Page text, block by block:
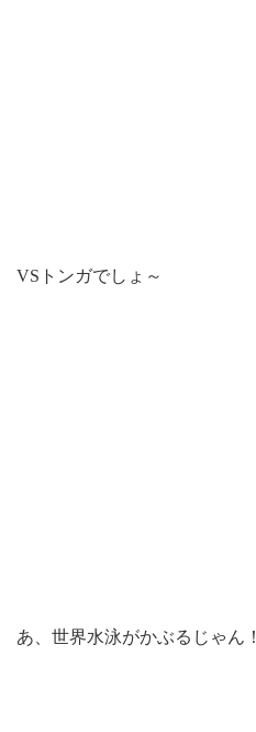
VSトンガでしょ～
あ、世界水泳がかぶるじゃん！